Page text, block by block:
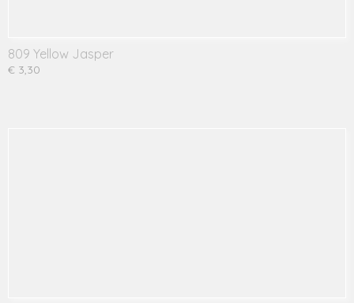
809 Yellow Jasper
€ 3,30